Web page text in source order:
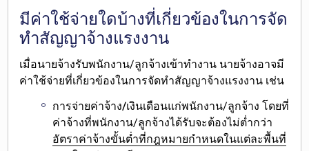
มีค่าใช้จ่ายใดบ้างที่เกี่ยวข้องในการจัด
ทำสัญญาจ้างแรงงาน
เมื่อนายจ้างรับพนักงาน/ลูกจ้างเข้าทำงาน นายจ้างอาจมี
ค่าใช้จ่ายที่เกี่ยวข้องในการจัดทำสัญญาจ้างแรงงาน เช่น
การจ่ายค่าจ้าง/เงินเดือนแก่พนักงาน/ลูกจ้าง โดยที่
ค่าจ้างที่พนักงาน/ลูกจ้างได้รับจะต้องไม่ต่ำกว่า
อัตราค่าจ้างขั้นต่ำที่กฎหมายกำหนดในแต่ละพื้นที่